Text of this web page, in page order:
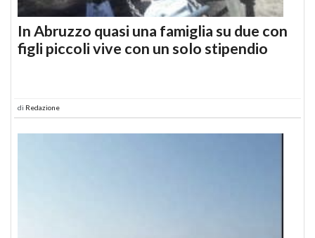
In Abruzzo quasi una famiglia su due con
figli piccoli vive con un solo stipendio
di Redazione